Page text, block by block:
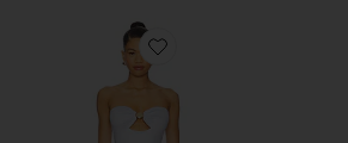
Favorite KLEO 맥시원피스